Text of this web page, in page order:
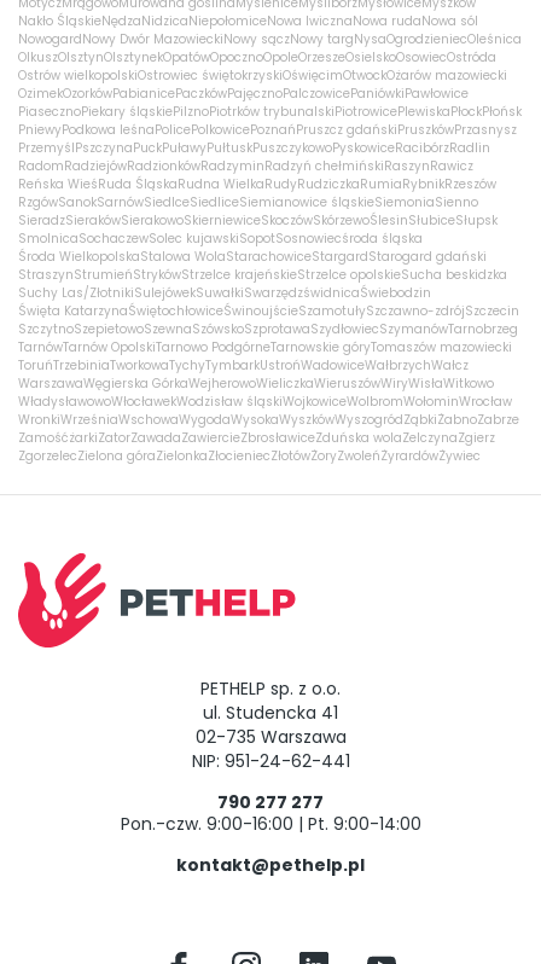
Nakło ŚląskieNędzaNidzicaNiepołomiceNowa IwicznaNowa rudaNowa sól
NowogardNowy Dwór MazowieckiNowy sączNowy targNysaOgrodzieniecOleśnica
OlkuszOlsztynOlsztynekOpatówOpocznoOpoleOrzeszeOsielskoOsowiecOstróda
Ostrów wielkopolskiOstrowiec świętokrzyskiOświęcimOtwockOżarów mazowiecki
OzimekOzorkówPabianicePaczkówPajęcznoPalczowicePaniówkiPawłowice
PiasecznoPiekary śląskiePilznoPiotrków trybunalskiPiotrowicePlewiskaPłockPłońsk
PniewyPodkowa leśnaPolicePolkowicePoznańPruszcz gdańskiPruszkówPrzasnysz
PrzemyślPszczynaPuckPuławyPułtuskPuszczykowoPyskowiceRacibórzRadlin
RadomRadziejówRadzionkówRadzyminRadzyń chełmińskiRaszynRawicz
Reńska WieśRuda ŚląskaRudna WielkaRudyRudziczkaRumiaRybnikRzeszów
RzgówSanokSarnówSiedlceSiedliceSiemianowice śląskieSiemoniaSienno
SieradzSierakówSierakowoSkierniewiceSkoczówSkórzewoŚlesinSłubiceSłupsk
SmolnicaSochaczewSolec kujawskiSopotSosnowiecśroda śląska
Środa WielkopolskaStalowa WolaStarachowiceStargardStarogard gdański
StraszynStrumieńStrykówStrzelce krajeńskieStrzelce opolskieSucha beskidzka
Suchy Las/ZłotnikiSulejówekSuwałkiSwarzędzświdnicaŚwiebodzin
Święta KatarzynaŚwiętochłowiceŚwinoujścieSzamotułySzczawno-zdrójSzczecin
SzczytnoSzepietowoSzewnaSzówskoSzprotawaSzydłowiecSzymanówTarnobrzeg
TarnówTarnów OpolskiTarnowo PodgórneTarnowskie góryTomaszów mazowiecki
ToruńTrzebiniaTworkowaTychyTymbarkUstrońWadowiceWałbrzychWałcz
WarszawaWęgierska GórkaWejherowoWieliczkaWieruszówWiryWisłaWitkowo
WładysławowoWłocławekWodzisław śląskiWojkowiceWolbromWołominWrocław
WronkiWrześniaWschowaWygodaWysokaWyszkówWyszogródZąbkiŻabnoZabrze
ZamośćżarkiZatorZawadaZawiercieZbrosławiceZduńska wolaZelczynaZgierz
ZgorzelecZielona góraZielonkaZłocieniecZłotówŻoryZwoleńŻyrardówŻywiec
PETHELP sp. z o.o.
ul. Studencka 41
02-735 Warszawa
NIP: 951-24-62-441
790 277 277
Pon.-czw. 9:00-16:00 | Pt. 9:00-14:00
kontakt@pethelp.pl